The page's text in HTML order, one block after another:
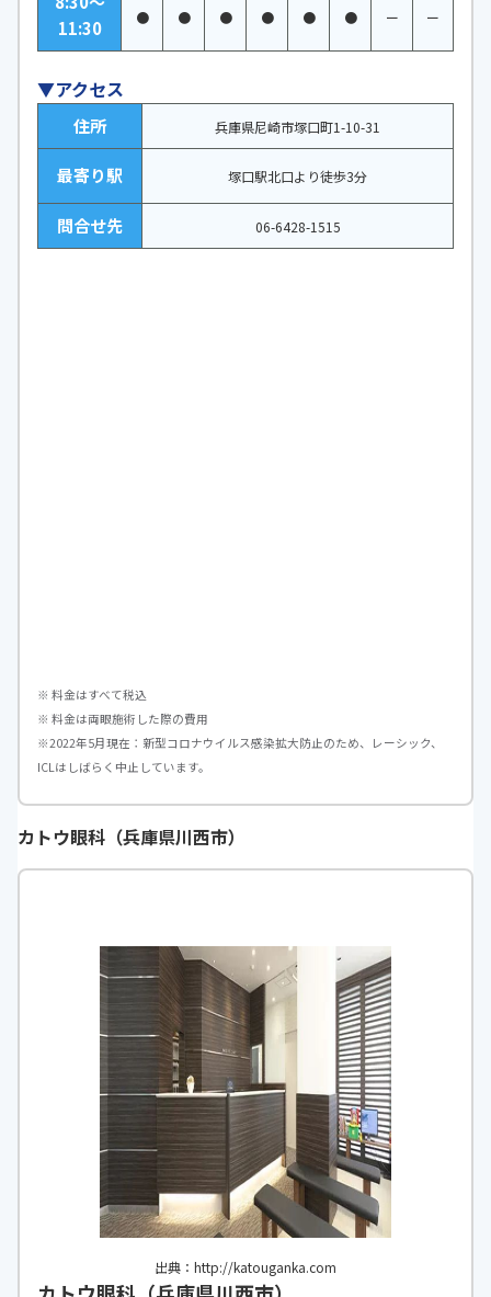
11:30
● ● ● ● ● ● ー ー
▼アクセス
住所 兵庫県尼崎市塚口町1-10-31
最寄り駅 塚口駅北口より徒歩3分
問合せ先 06-6428-1515
※ 料金はすべて税込
※ 料金は両眼施術した際の費用
※2022年5月現在：新型コロナウイルス感染拡大防止のため、レーシック、
ICLはしばらく中止しています。
カトウ眼科（兵庫県川西市）
出典：http://katouganka.com